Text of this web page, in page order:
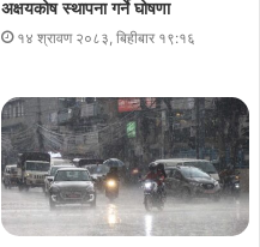
अक्षयकोष स्थापना गर्ने घोषणा
१४ श्रावण २०८३, बिहीबार १९:१६